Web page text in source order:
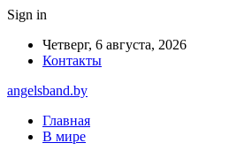
Sign in
Четверг, 6 августа, 2026
Контакты
angelsband.by
Главная
В мире